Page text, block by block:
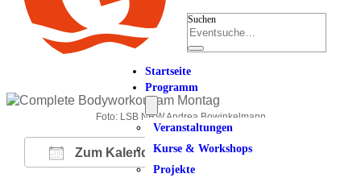
Suchen
Startseite
Programm
Veranstaltungen
Kurse & Workshops
Projekte
Foto: LSB NRW Andrea Bowinkelmann
Zum Kalender hinzufügen